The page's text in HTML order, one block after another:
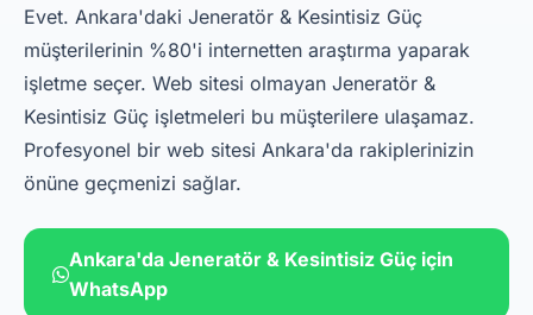
Evet. Ankara'daki Jeneratör & Kesintisiz Güç
müşterilerinin %80'i internetten araştırma yaparak
işletme seçer. Web sitesi olmayan Jeneratör &
Kesintisiz Güç işletmeleri bu müşterilere ulaşamaz.
Profesyonel bir web sitesi Ankara'da rakiplerinizin
önüne geçmenizi sağlar.
Ankara'da Jeneratör & Kesintisiz Güç için
WhatsApp